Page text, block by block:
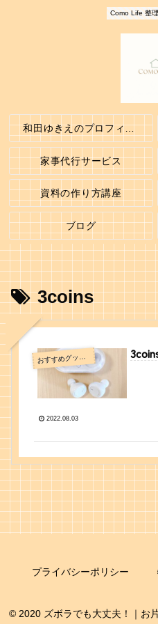
Como Life 整
和田ゆきえのプロフィール
家事代行サービス
資料の作り方講座
ブログ
3coins
お すすめグッズ・情報
2022.08.03
プライバシーポリシー
© 2020 ズボラでも大丈夫！｜